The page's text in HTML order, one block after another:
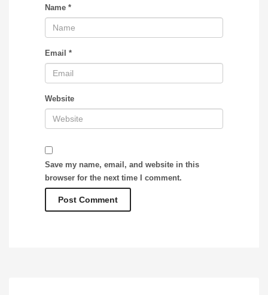
Name *
Email *
Website
Save my name, email, and website in this
browser for the next time I comment.